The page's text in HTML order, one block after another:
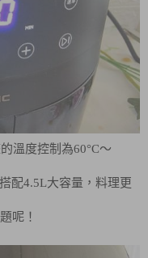
溫度控制為60°C～
配4.5L大容量，料理更
呢！